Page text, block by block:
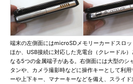
端末の左側面にはmicroSDメモリーカードスロッ
ほか、USB接続に対応した充電台（クレードル）
なる5つの金属端子がある。右側面には大型のシ
タンや、カメラ撮影時などに操作キーとして利用
ーや上下キー、マナーキーなどを備え、スライド